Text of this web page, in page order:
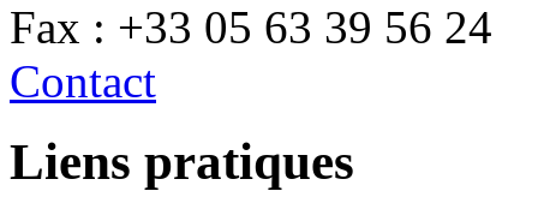
Fax : +33 05 63 39 56 24
Contact
Liens pratiques